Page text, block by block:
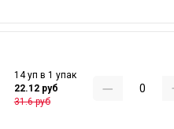
14 уп в 1 упак
22.12 руб
31.6 руб